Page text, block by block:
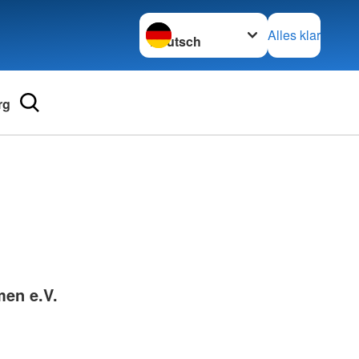
Sprache wechseln zu
Alles klar
und Lob
e.V.